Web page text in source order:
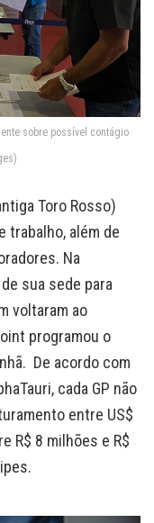
sobre possível contágio
Toro Rosso)
além de
Na
sua sede para
voltaram ao
programou o
De acordo com
cada GP não
entre US$
R$ 8 milhões e R$